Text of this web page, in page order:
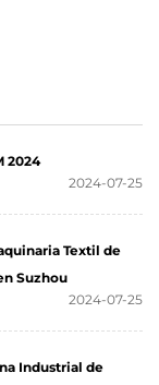
2024
2024-07-25
Textil de
Suzhou
2024-07-25
Industrial de